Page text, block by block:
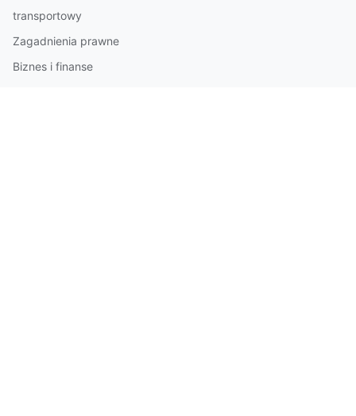
transportowy
Zagadnienia prawne
Biznes i finanse